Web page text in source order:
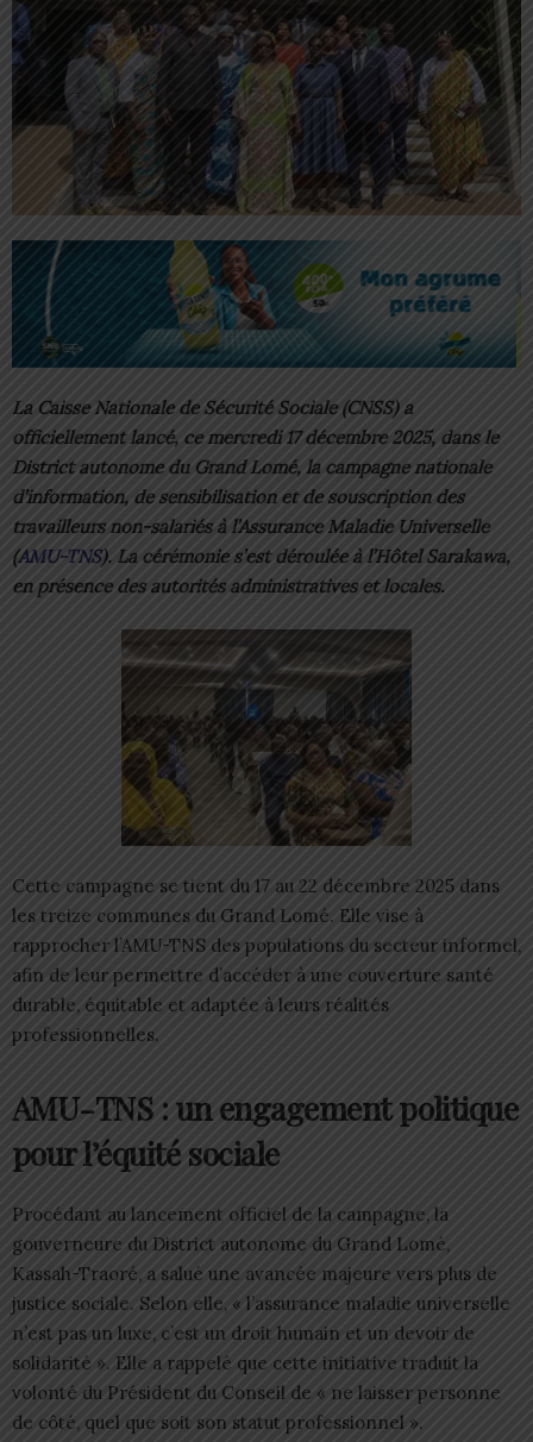
La Caisse Nationale de Sécurité Sociale (CNSS) a
officiellement lancé, ce mercredi 17 décembre 2025, dans le
District autonome du Grand Lomé, la campagne nationale
d’information, de sensibilisation et de souscription des
travailleurs non-salariés à l’Assurance Maladie Universelle
(AMU-TNS). La cérémonie s’est déroulée à l’Hôtel Sarakawa,
en présence des autorités administratives et locales.
Cette campagne se tient du 17 au 22 décembre 2025 dans
les treize communes du Grand Lomé. Elle vise à
rapprocher l’AMU-TNS des populations du secteur informel,
afin de leur permettre d’accéder à une couverture santé
durable, équitable et adaptée à leurs réalités
professionnelles.
AMU-TNS : un engagement politique
pour l’équité sociale
Procédant au lancement officiel de la campagne, la
gouverneure du District autonome du Grand Lomé,
Kassah-Traoré, a salué une avancée majeure vers plus de
justice sociale. Selon elle, « l’assurance maladie universelle
n’est pas un luxe, c’est un droit humain et un devoir de
solidarité ». Elle a rappelé que cette initiative traduit la
volonté du Président du Conseil de « ne laisser personne
de côté, quel que soit son statut professionnel ».